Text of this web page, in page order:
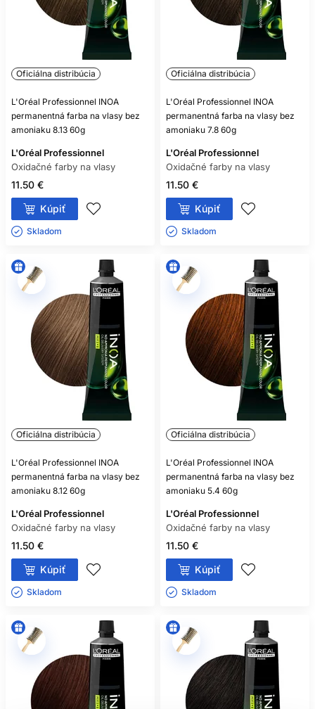
Oficiálna distribúcia
L'Oréal Professionnel INOA
permanentná farba na vlasy bez
amoniaku 8.13 60g
L'Oréal Professionnel
Oxidačné farby na vlasy
11.50 €
Kúpiť
Skladom ㅤ
Oficiálna distribúcia
L'Oréal Professionnel INOA
permanentná farba na vlasy bez
amoniaku 7.8 60g
L'Oréal Professionnel
Oxidačné farby na vlasy
11.50 €
Kúpiť
Skladom ㅤ
Oficiálna distribúcia
L'Oréal Professionnel INOA
permanentná farba na vlasy bez
amoniaku 8.12 60g
L'Oréal Professionnel
Oxidačné farby na vlasy
11.50 €
Kúpiť
Skladom ㅤ
Oficiálna distribúcia
L'Oréal Professionnel INOA
permanentná farba na vlasy bez
amoniaku 5.4 60g
L'Oréal Professionnel
Oxidačné farby na vlasy
11.50 €
Kúpiť
Skladom ㅤ